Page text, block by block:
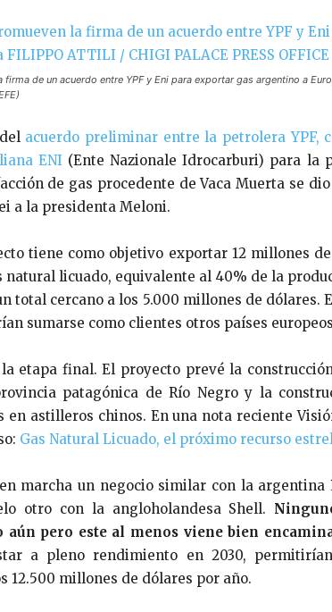
de un acuerdo entre YPF y Eni para exportar gas argentino a
acuerdo preliminar entre la petrolera YPF,
ENI (Ente Nazionale Idrocarburi) para la
de gas procedente de Vaca Muerta se
a la presidenta Meloni.
tiene como objetivo exportar 12 millones
natural licuado, equivalente al 40% de la
total cercano a los 5.000 millones de dólares.
sumarse como clientes otros países
etapa final. El proyecto prevé la
patagónica de Río Negro y la
en astilleros chinos. En una nota reciente
Gas Natural Licuado, el próximo recurso
marcha un negocio similar con la argentina
otro con la angloholandesa Shell.
aún pero este al menos viene bien
a pleno rendimiento en 2030,
12.500 millones de dólares por año.